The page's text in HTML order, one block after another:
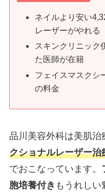
ネイルより安い
レーザーがやれる
スキンクリニック
た医師が在籍
フェイスマスクシ
の料金
品川美容外科は美肌治
クショナルレーザー
でおこなっています。
胞培養付き もうれしい